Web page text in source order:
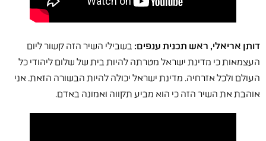
דותן אריאלי, ראש תכנית ענפים: בשבילי השיר הזה קשור ליום
העצמאות כי מדינת ישראל מטרתה להיות בית של שלום ליהודי כל
העולם ולכל אזרחיה. מדינת ישראל יכולה להיות הבשורה הזאת. אני
אוהבת את השיר הזה כי הוא מביע תקווה ואמונה באדם.